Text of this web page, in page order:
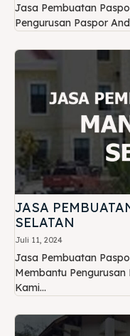
Jasa Pembuatan
Pengurusan Paspor
JASA
SELATAN
Juli 11, 2024
Jasa Pembuatan
Membantu
Kami...